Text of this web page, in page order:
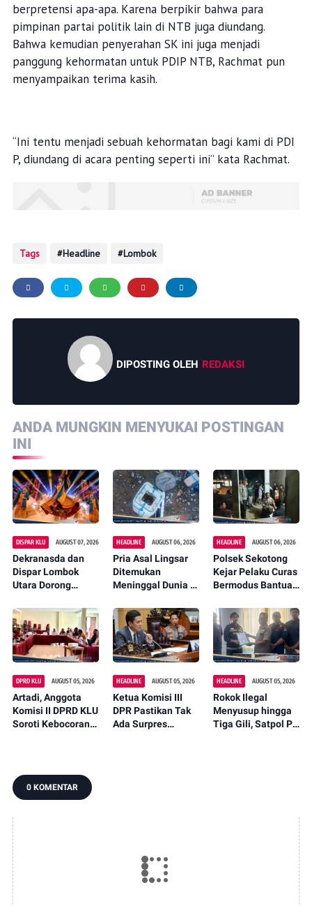
berpretensi apa-apa. Karena berpikir bahwa para
pimpinan partai politik lain di NTB juga diundang.
Bahwa kemudian penyerahan SK ini juga menjadi
panggung kehormatan untuk PDIP NTB, Rachmat pun
menyampaikan terima kasih.
“Ini tentu menjadi sebuah kehormatan bagi kami di PDI
P, diundang di acara penting seperti ini” kata Rachmat.
Tags Headline Lombok
DIPOSTING OLEH REDAKSI
ANDA MUNGKIN MENYUKAI POSTINGAN
INI
DISPAR KLU AUGUST 07, 2026
Dekranasda dan
Dispar Lombok
Utara Dorong
Lokal Lewat
Fashion Street
2026
HEADLINE AUGUST 06, 2026
Pria Asal Lingsar
Ditemukan
Meninggal Dunia di
Lembar Saat
Mencari Belut
HEADLINE AUGUST 06, 2026
Polsek Sekotong
Kejar Pelaku Curas
Bermodus Bantuan
Penculikan Anak
Dipastikan Hoaks
DPRD KLU AUGUST 05, 2026
Artadi, Anggota
Komisi II DPRD KLU
Soroti Kebocoran
Dusun
HEADLINE AUGUST 05, 2026
Ketua Komisi III
DPR Pastikan Tak
Ada Surpres
HEADLINE AUGUST 05, 2026
Rokok Ilegal
Menyusup hingga
Tiga Gili, Satpol PP
0 KOMENTAR